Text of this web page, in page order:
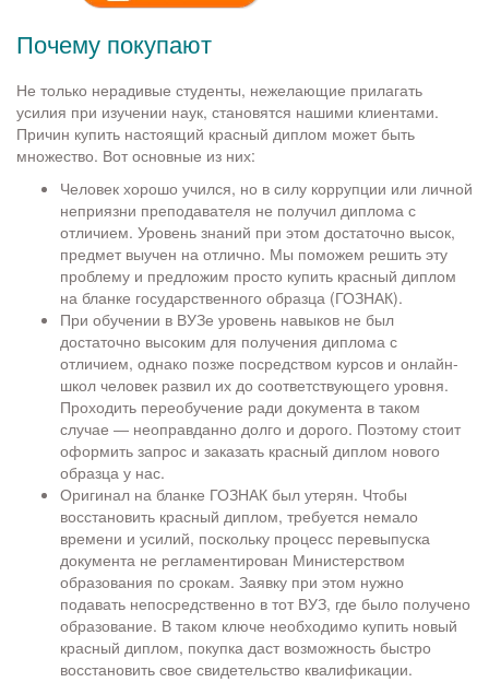
Почему покупают
Не только нерадивые студенты, нежелающие прилагать
усилия при изучении наук, становятся нашими клиентами.
Причин купить настоящий красный диплом может быть
множество. Вот основные из них:
Человек хорошо учился, но в силу коррупции или личной
неприязни преподавателя не получил диплома с
отличием. Уровень знаний при этом достаточно высок,
предмет выучен на отлично. Мы поможем решить эту
проблему и предложим просто купить красный диплом
на бланке государственного образца (ГОЗНАК).
При обучении в ВУЗе уровень навыков не был
достаточно высоким для получения диплома с
отличием, однако позже посредством курсов и онлайн-
школ человек развил их до соответствующего уровня.
Проходить переобучение ради документа в таком
случае ― неоправданно долго и дорого. Поэтому стоит
оформить запрос и заказать красный диплом нового
образца у нас.
Оригинал на бланке ГОЗНАК был утерян. Чтобы
восстановить красный диплом, требуется немало
времени и усилий, поскольку процесс перевыпуска
документа не регламентирован Министерством
образования по срокам. Заявку при этом нужно
подавать непосредственно в тот ВУЗ, где было получено
образование. В таком ключе необходимо купить новый
красный диплом, покупка даст возможность быстро
восстановить свое свидетельство квалификации.